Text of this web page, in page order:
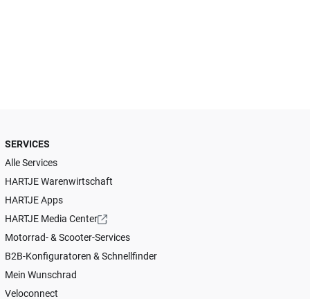
SERVICES
Alle Services
HARTJE Warenwirtschaft
HARTJE Apps
HARTJE Media Center
Motorrad- & Scooter-Services
B2B-Konfiguratoren & Schnellfinder
Mein Wunschrad
Veloconnect